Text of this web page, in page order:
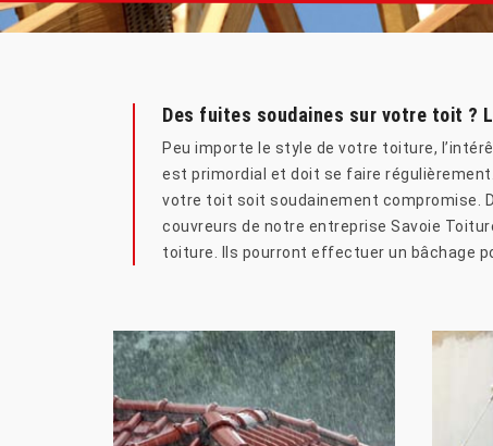
Des fuites soudaines sur votre toit ?
Peu importe le style de votre toiture,
est primordial et doit se faire
votre toit soit soudainement compromise.
couvreurs de notre entreprise Savoie
toiture. Ils pourront effectuer un bâchage